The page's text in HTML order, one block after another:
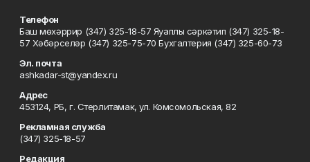
Телефон
Баш мөхәррир (347) 325-18-57 Яуаплы сәркәтип (347) 325-18-
57 Хәбәрселәр (347) 325-75-70 Бухгалтерия (347) 325-60-73
Эл. почта
ashkadar-st@yandex.ru
Адрес
453124, РБ, г. Стерлитамак, ул. Комсомольская, 82
Рекламная служба
(347) 325-18-57
Редакция